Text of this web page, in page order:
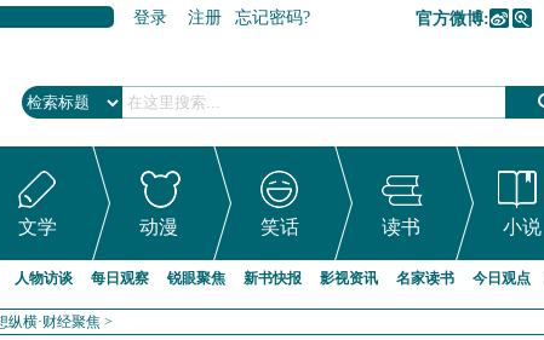
登录 注册 忘记密码? 官方微博:
文学 动漫 笑话 读书 小说
人物访谈 每日观察 锐眼聚焦 新书快报 影视资讯 名家读书 今日观点
纵横·财经聚焦 >